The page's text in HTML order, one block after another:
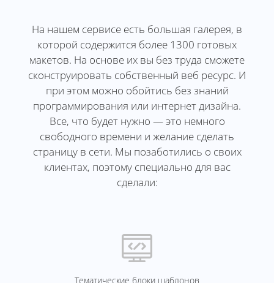
На нашем сервисе есть большая галерея, в
которой содержится более 1300 готовых
макетов. На основе их вы без труда сможете
сконструировать собственный веб ресурс. И
при этом можно обойтись без знаний
программирования или интернет дизайна.
Все, что будет нужно — это немного
свободного времени и желание сделать
страницу в сети. Мы позаботились о своих
клиентах, поэтому специально для вас
сделали:
Тематические блоки шаблонов